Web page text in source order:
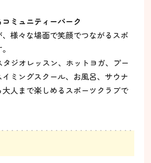
ミュニティーパーク
様々な場面で笑顔でつながるスポ
タジオレッスン、ホットヨガ、プー
ミングスクール、お風呂、サウナ
人まで楽しめるスポーツクラブで